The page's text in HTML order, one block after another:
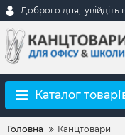
Доброго дня,
Каталог
Головна Канцтовари